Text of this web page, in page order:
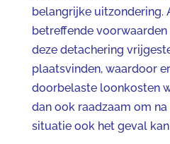
belangrijke uitzondering.
betreffende
deze detachering
plaatsvinden, waardoor
doorbelaste loonkosten
dan ook raadzaam om
situatie ook het geval kan